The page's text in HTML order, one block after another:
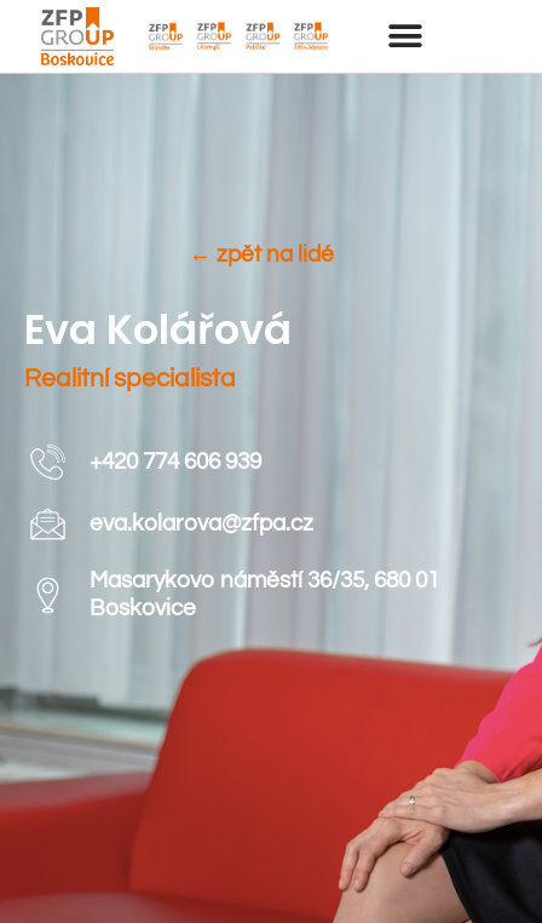
← zpět na lidé
Eva Kolářová
Realitní specialista
+420 774 606 939
eva.kolarova@zfpa.cz
Masarykovo náměstí 36/35, 680 01
Boskovice